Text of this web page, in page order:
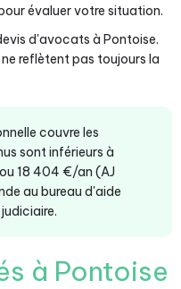
évaluer votre situation.
d'avocats à Pontoise.
reflètent pas toujours la
couvre les
sont inférieurs à
18 404 €/an (AJ
au bureau d'aide
à Pontoise